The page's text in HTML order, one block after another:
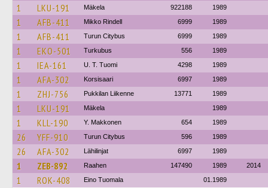
1 LKU-191 Mäkela 922188 1989
1 AFB-411 Mikko Rindell 6999 1989
1 AFB-411 Turun Citybus 6999 1989
1 EKO-501 Turkubus 556 1989
1 IEA-161 U. T. Tuomi 4298 1989
1 AFA-302 Korsisaari 6997 1989
1 ZHJ-756 Pukkilan Liikenne 13771 1989
1 LKU-191 Mäkela 1989
1 KLL-190 Y. Makkonen 654 1989
26 YFF-910 Turun Citybus 596 1989
26 AFA-302 Lähilinjat 6997 1989
1 ZEB-892 Raahen 147490 1989 2014
1 ROK-408 Eino Tuomala 01.1989